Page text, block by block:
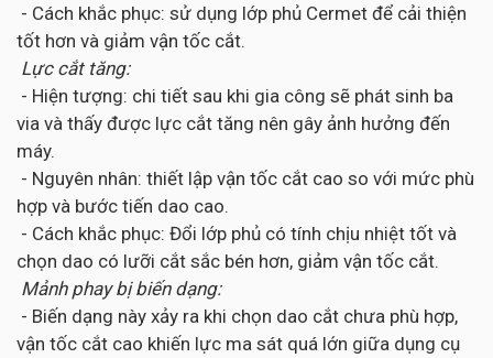
- Cách khắc phục: sử dụng lớp phủ Cermet để cải thiện
tốt hơn và giảm vận tốc cắt.
Lực cắt tăng:
- Hiện tượng: chi tiết sau khi gia công sẽ phát sinh ba
via và thấy được lực cắt tăng nên gây ảnh hưởng đến
máy.
- Nguyên nhân: thiết lập vận tốc cắt cao so với mức phù
hợp và bước tiến dao cao.
- Cách khắc phục: Đổi lớp phủ có tính chịu nhiệt tốt và
chọn dao có lưỡi cắt sắc bén hơn, giảm vận tốc cắt.
Mảnh phay bị biến dạng:
- Biến dạng này xảy ra khi chọn dao cắt chưa phù hợp,
vận tốc cắt cao khiến lực ma sát quá lớn giữa dụng cụ